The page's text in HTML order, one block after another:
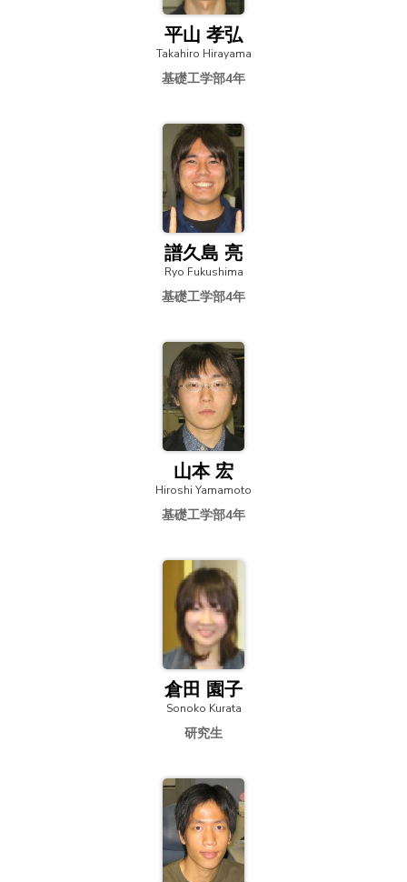
平山 孝弘
Takahiro Hirayama
基礎工学部4年
譜久島 亮
Ryo Fukushima
基礎工学部4年
山本 宏
Hiroshi Yamamoto
基礎工学部4年
倉田 園子
Sonoko Kurata
研究生